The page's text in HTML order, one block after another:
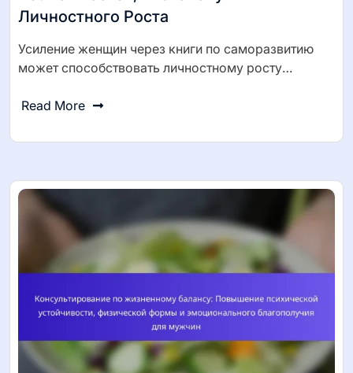
Личностного Роста
Усиление женщин через книги по саморазвитию
может способствовать личностному росту…
Read More